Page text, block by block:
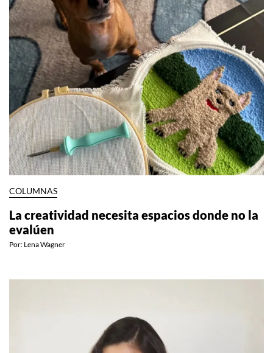
COLUMNAS
La creatividad necesita espacios donde no la
evalúen
Por: Lena Wagner